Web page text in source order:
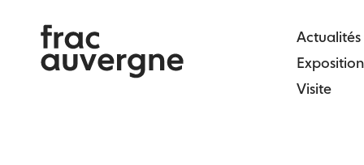
content
Actualités
Visite